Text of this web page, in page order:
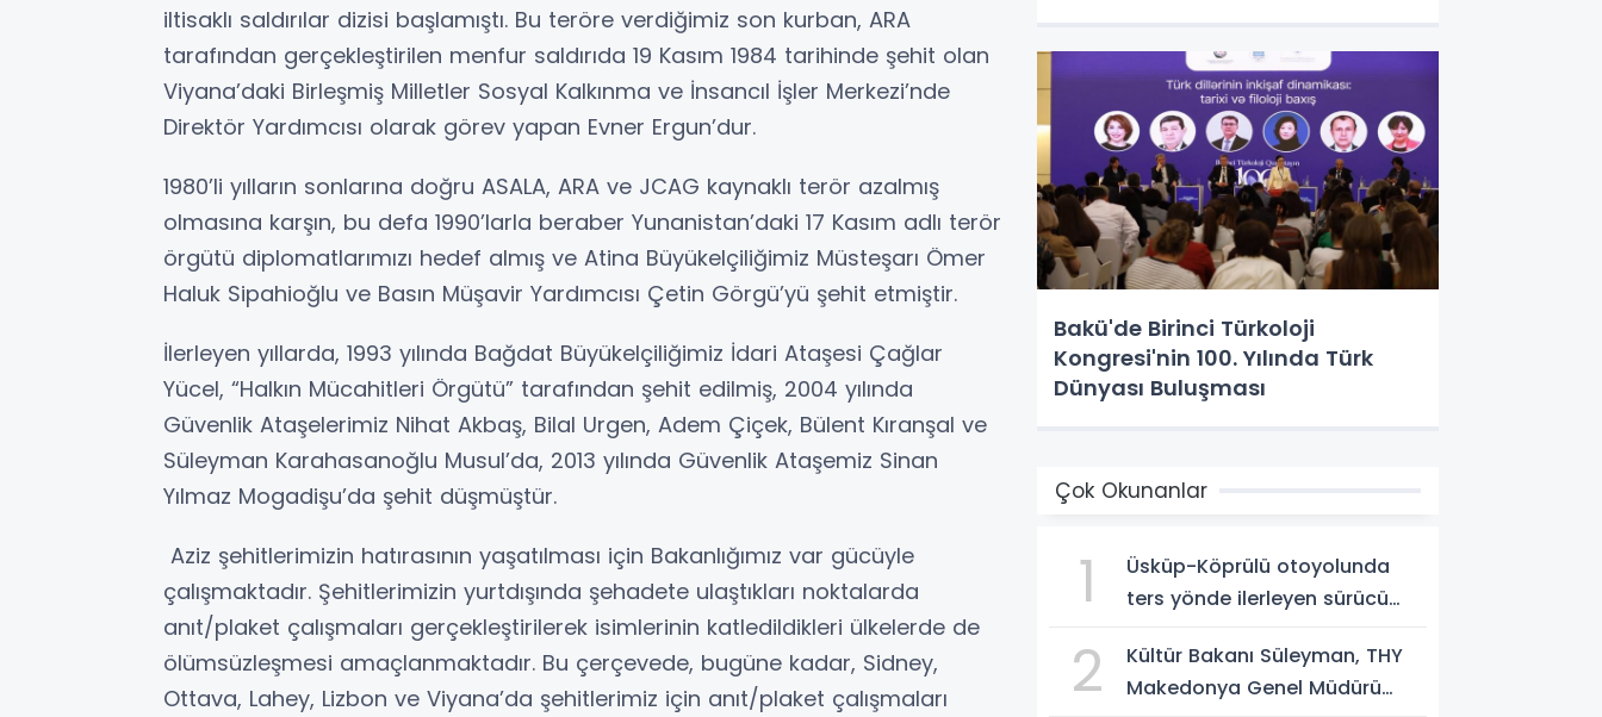
iltisaklı saldırılar dizisi başlamıştı. Bu teröre verdiğimiz son kurban, ARA
tarafından gerçekleştirilen menfur saldırıda 19 Kasım 1984 tarihinde şehit olan
Viyana’daki Birleşmiş Milletler Sosyal Kalkınma ve İnsancıl İşler Merkezi’nde
Direktör Yardımcısı olarak görev yapan Evner Ergun’dur.
1980’li yılların sonlarına doğru ASALA, ARA ve JCAG kaynaklı terör azalmış
olmasına karşın, bu defa 1990’larla beraber Yunanistan’daki 17 Kasım adlı terör
örgütü diplomatlarımızı hedef almış ve Atina Büyükelçiliğimiz Müsteşarı Ömer
Haluk Sipahioğlu ve Basın Müşavir Yardımcısı Çetin Görgü’yü şehit etmiştir.
İlerleyen yıllarda, 1993 yılında Bağdat Büyükelçiliğimiz İdari Ataşesi Çağlar
Yücel, “Halkın Mücahitleri Örgütü” tarafından şehit edilmiş, 2004 yılında
Güvenlik Ataşelerimiz Nihat Akbaş, Bilal Urgen, Adem Çiçek, Bülent Kıranşal ve
Süleyman Karahasanoğlu Musul’da, 2013 yılında Güvenlik Ataşemiz Sinan
Yılmaz Mogadişu’da şehit düşmüştür.
Aziz şehitlerimizin hatırasının yaşatılması için Bakanlığımız var gücüyle
çalışmaktadır. Şehitlerimizin yurtdışında şehadete ulaştıkları noktalarda
anıt/plaket çalışmaları gerçekleştirilerek isimlerinin katledildikleri ülkelerde de
ölümsüzleşmesi amaçlanmaktadır. Bu çerçevede, bugüne kadar, Sidney,
Ottava, Lahey, Lizbon ve Viyana’da şehitlerimiz için anıt/plaket çalışmaları
Bakü'de Birinci Türkoloji
Kongresi'nin 100. Yılında Türk
Dünyası Buluşması
Çok Okunanlar
1
Üsküp-Köprülü otoyolunda
ters yönde ilerleyen sürücü
2
Kültür Bakanı Süleyman, THY
Makedonya Genel Müdürü